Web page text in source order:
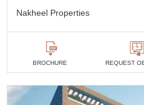
Nakheel Properties
BROCHURE REQUEST